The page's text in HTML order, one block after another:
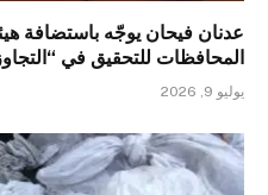
عدنان فيحان يوجّه باستضافة
المحافظات للتحقيق في
يوليو 9, 2026